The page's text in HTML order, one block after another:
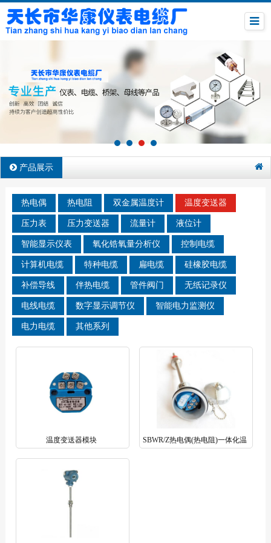
产品展示
热电偶 热电阻 双金属温度计 温度变送器
压力表 压力变送器 流量计 液位计
智能显示仪表 氧化锆氧量分析仪 控制电缆
计算机电缆 特种电缆 扁电缆 硅橡胶电缆
补偿导线 伴热电缆 管件阀门 无纸记录仪
电线电缆 数字显示调节仪 智能电力监测仪
电力电缆 其他系列
温度变送器模块
SBWR/Z热电偶(热电阻)一体化温